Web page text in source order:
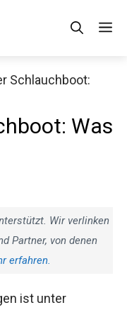
Schlauchboot:
Was
Wir verlinken
Partner, von denen
erfahren.
ist unter